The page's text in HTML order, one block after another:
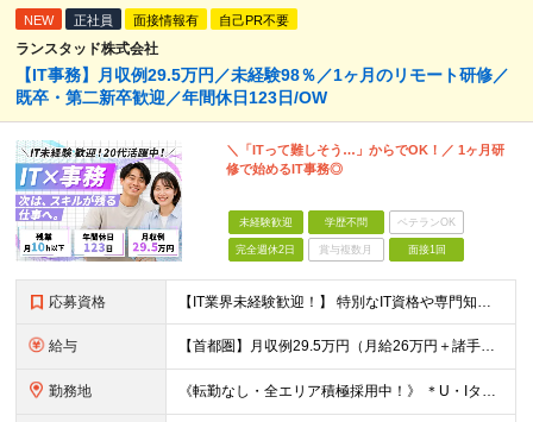
NEW 正社員 面接情報有 自己PR不要
ランスタッド株式会社
【IT事務】月収例29.5万円／未経験98％／1ヶ月のリモート研修／
既卒・第二新卒歓迎／年間休日123日/OW
＼「ITって難しそう…」からでOK！／ 1ヶ月研
修で始めるIT事務◎
未経験歓迎 学歴不問 ベテランOK
完全週休2日 賞与複数月 面接1回
応募資格 【IT業界未経験歓迎！】 特別なIT資格や専門知識は必要ありません。 ・学歴不問（文系・理系不問） ・第二新卒、既卒の方も歓迎 ・20代を中心に幅広い年代が活躍中 ・基本的なPC操作ができる方 ・タ
給与 【首都圏】月収例29.5万円（月給26万円＋諸手当） 【東海・関西】月収例28.5万円（月給25万円＋諸手当） 【九州】月収例26万円（月給23万円＋諸手当） ※経験・スキル・前職給与を踏まえ、総合
勤務地 《転勤なし・全エリア積極採用中！》 ＊U・Iターンも歓迎 ＊研修はオンライン実施 ★勤務エリアは下記よりお選びいただけます★ 【首都圏】東京・神奈川・千葉・埼玉 【東海】愛知 【関西】大阪、京都、兵庫